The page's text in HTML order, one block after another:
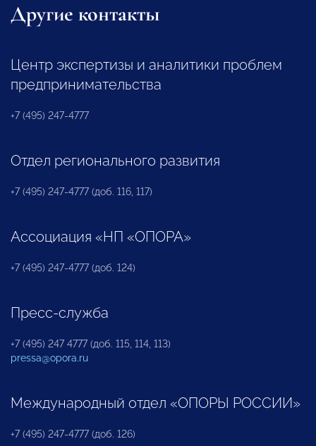
Другие контакты
Центр экспертизы и аналитики проблем
предпринимательства
+7 (495) 247-4777
Отдел регионального развития
+7 (495) 247-4777 (доб. 116, 117)
Ассоциация «НП «ОПОРА»
+7 (495) 247-4777 (доб. 124)
Пресс-служба
+7 (495) 247 4777 (доб. 115, 114, 113)
pressa@opora.ru
Международный отдел «ОПОРЫ РОССИИ»
+7 (495) 247-4777 (доб. 126)